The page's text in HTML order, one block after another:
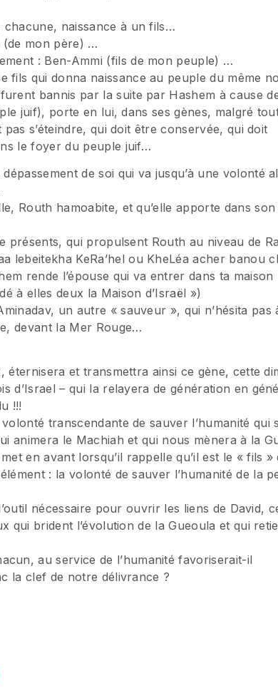
chacune, naissance à un fils…
(de mon père) …
: Ben-Ammi (fils de mon peuple) …
fils qui donna naissance au peuple du même
bannis par la suite par Hashem à cause
juif), porte en lui, dans ses gènes, malgré
s’éteindre, qui doit être conservée, qui doit
le foyer du peuple juif…
de soi qui va jusqu’à une volonté
Routh hamoabite, et qu’elle apporte dans
présents, qui propulsent Routh au niveau de
lebeitekha KeRa’hel ou KheLéa acher banou
rende l’épouse qui va entrer dans ta maison
à elles deux la Maison d’Israël »)
un autre « sauveur », qui n’hésita pas
devant la Mer Rouge…
éternisera et transmettra ainsi ce gène, cette
d’Israel – qui la relayera de génération en
!!!
transcendante de sauver l’humanité qui
animera le Machiah et qui nous mènera à la
en avant lorsqu’il rappelle qu’il est le « fils »
: la volonté de sauver l’humanité de la
nécessaire pour ouvrir les liens de David,
qui brident l’évolution de la Gueoula et qui
au service de l’humanité favoriserait-il
la clef de notre délivrance ?